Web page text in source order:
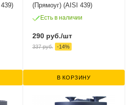
(Прямоуг) (AISI 439)
Есть в наличии
290 руб./шт
337руб. -14%
В КОРЗИНУ